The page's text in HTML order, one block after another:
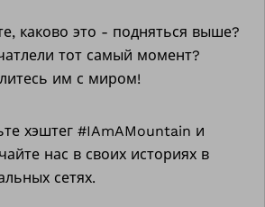
каково это - подняться выше?
тот самый момент?
им с миром!
хэштег #IAmAMountain и
нас в своих историях в
сетях.